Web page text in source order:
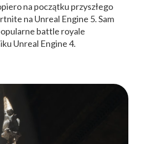
na początku przyszłego
na Unreal Engine 5. Sam
battle royale
Unreal Engine 4.